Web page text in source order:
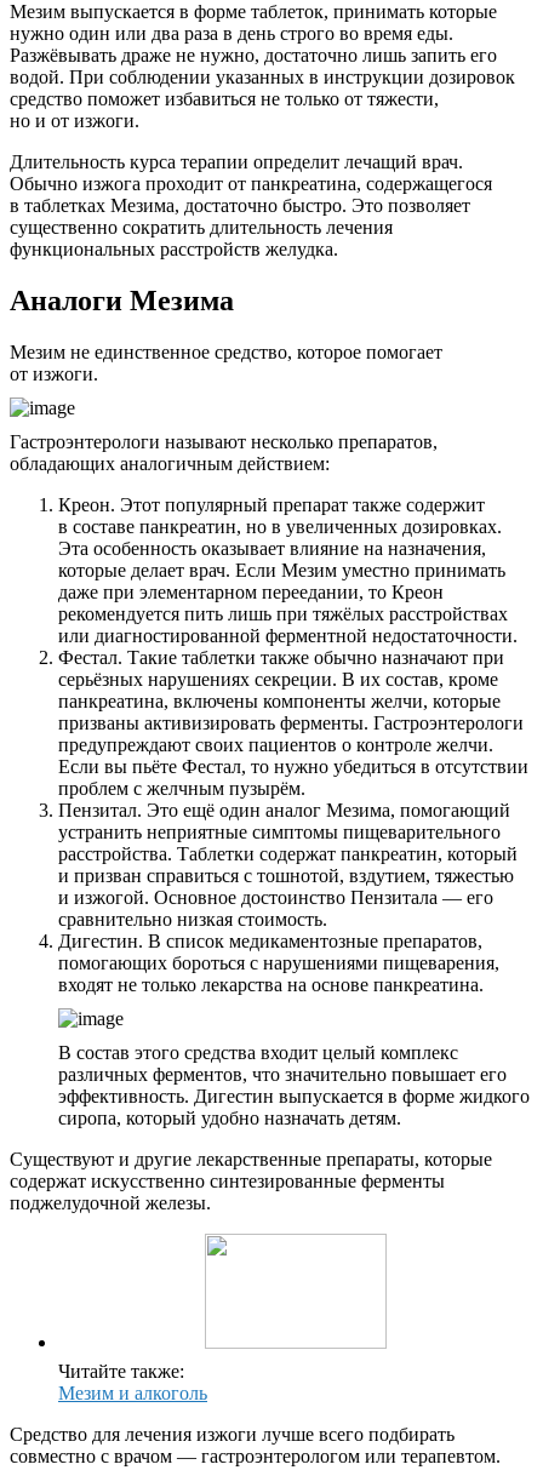
Мезим выпускается в форме таблеток, принимать которые
нужно один или два раза в день строго во время еды.
Разжёвывать драже не нужно, достаточно лишь запить его
водой. При соблюдении указанных в инструкции дозировок
средство поможет избавиться не только от тяжести,
но и от изжоги.
Длительность курса терапии определит лечащий врач.
Обычно изжога проходит от панкреатина, содержащегося
в таблетках Мезима, достаточно быстро. Это позволяет
существенно сократить длительность лечения
функциональных расстройств желудка.
Аналоги Мезима
Мезим не единственное средство, которое помогает
от изжоги.
Гастроэнтерологи называют несколько препаратов,
обладающих аналогичным действием:
Креон. Этот популярный препарат также содержит
в составе панкреатин, но в увеличенных дозировках.
Эта особенность оказывает влияние на назначения,
которые делает врач. Если Мезим уместно принимать
даже при элементарном переедании, то Креон
рекомендуется пить лишь при тяжёлых расстройствах
или диагностированной ферментной недостаточности.
Фестал. Такие таблетки также обычно назначают при
серьёзных нарушениях секреции. В их состав, кроме
панкреатина, включены компоненты желчи, которые
призваны активизировать ферменты. Гастроэнтерологи
предупреждают своих пациентов о контроле желчи.
Если вы пьёте Фестал, то нужно убедиться в отсутствии
проблем с желчным пузырём.
Пензитал. Это ещё один аналог Мезима, помогающий
устранить неприятные симптомы пищеварительного
расстройства. Таблетки содержат панкреатин, который
и призван справиться с тошнотой, вздутием, тяжестью
и изжогой. Основное достоинство Пензитала — его
сравнительно низкая стоимость.
Дигестин. В список медикаментозные препаратов,
помогающих бороться с нарушениями пищеварения,
входят не только лекарства на основе панкреатина.
В состав этого средства входит целый комплекс
различных ферментов, что значительно повышает его
эффективность. Дигестин выпускается в форме жидкого
сиропа, который удобно назначать детям.
Существуют и другие лекарственные препараты, которые
содержат искусственно синтезированные ферменты
поджелудочной железы.
Читайте также:
Мезим и алкоголь
Средство для лечения изжоги лучше всего подбирать
совместно с врачом — гастроэнтерологом или терапевтом.